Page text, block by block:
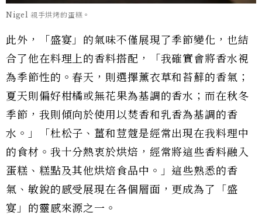
Nigel 親手烘烤的蛋糕。
此外，「盛宴」的氣味不僅展現了季節變化，也結
合了他在料理上的香料搭配，「我確實會將香水視
為季節性的。春天，則選擇薰衣草和苔蘚的香氣；
夏天則偏好柑橘或無花果為基調的香水；而在秋冬
季節，我則傾向於使用以焚香和乳香為基調的香
水。」「杜松子、薑和荳蔻是經常出現在我料理中
的食材。我十分熱衷於烘焙，經常將這些香料融入
蛋糕、糕點及其他烘焙食品中。」這些熟悉的香
氣、敏銳的感受展現在各個層面，更成為了「盛
宴」的靈感來源之一。